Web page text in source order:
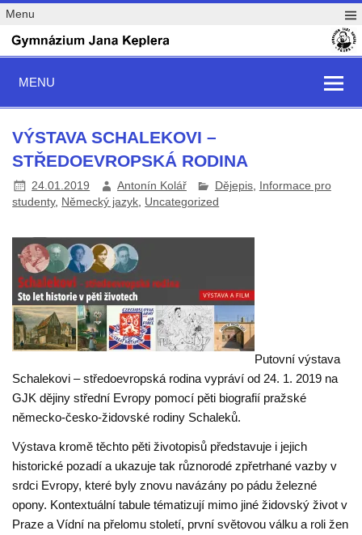
Menu
MENU
VÝSTAVA SCHALEKOVI –
STŘEDOEVROPSKÁ RODINA
24.01.2019 Antonín Kolář Dějepis,
Informace pro
studenty, Německý jazyk, Uncategorized
Putovní výstava
Schalekovi – středoevropská rodina vypráví od 24. 1. 2019 na
GJK dějiny střední Evropy pomocí pěti biografií pražské
německo-česko-židovské rodiny Schaleků.
Výstava kromě těchto pěti životopisů představuje i jejich
historické pozadí a ukazuje tak různorodé zpřetrhané vazby v
srdci Evropy, které byly znovu navázány po pádu železné
opony. Kontextuální tabule tématizují mimo jiné židovský život v
Praze a Vídní na přelomu století, první světovou válku a roli žen